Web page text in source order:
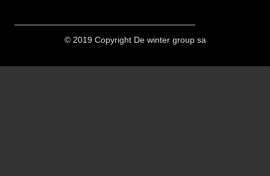
© 2019 CopyrightDe winter group sa